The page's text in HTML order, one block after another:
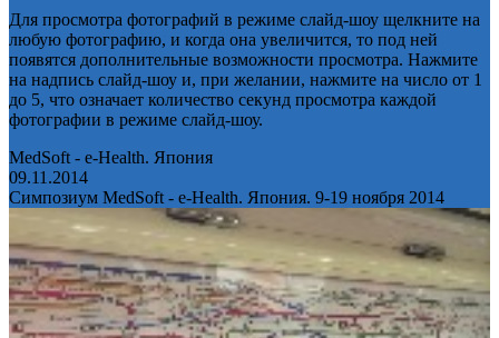
Для просмотра фотографий в режиме слайд-шоу щелкните на
любую фотографию, и когда она увеличится, то под ней
появятся дополнительные возможности просмотра. Нажмите
на надпись слайд-шоу и, при желании, нажмите на число от 1
до 5, что означает количество секунд просмотра каждой
фотографии в режиме слайд-шоу.
MedSoft - e-Health. Япония
09.11.2014
Симпозиум MedSoft - e-Health. Япония. 9-19 ноября 2014